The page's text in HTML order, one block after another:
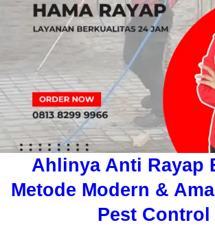
Ahlinya Anti Rayap
Metode Modern &
Pest Control